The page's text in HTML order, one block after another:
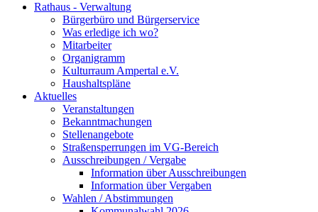
Rathaus - Verwaltung
Bürgerbüro und Bürgerservice
Was erledige ich wo?
Mitarbeiter
Organigramm
Kulturraum Ampertal e.V.
Haushaltspläne
Aktuelles
Veranstaltungen
Bekanntmachungen
Stellenangebote
Straßensperrungen im VG-Bereich
Ausschreibungen / Vergabe
Information über Ausschreibungen
Information über Vergaben
Wahlen / Abstimmungen